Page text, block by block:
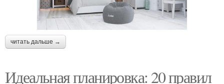
читать дальше →
Идеальная планировка: 20 правил